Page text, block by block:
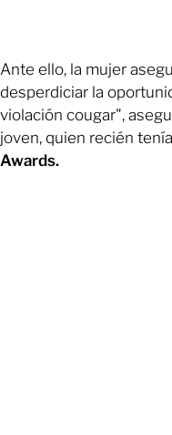
Ante ello, la mujer
desperdiciar la
violación cougar",
joven, quien recién
Awards.